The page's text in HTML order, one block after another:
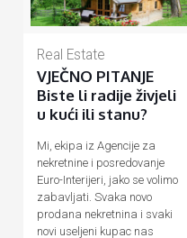
Real Estate
VJEČNO PITANJE
Biste li radije živjeli
u kući ili stanu?
Mi, ekipa iz Agencije za
nekretnine i posredovanje
Euro-Interijeri, jako se volimo
zabavljati. Svaka novo
prodana nekretnina i svaki
novi useljeni kupac nas